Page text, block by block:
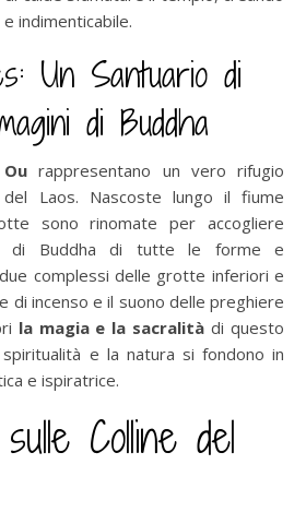
indimenticabile.
Un Santuario di
di Buddha
rappresentano un vero rifugio
Laos. Nascoste lungo il fiume
sono rinomate per accogliere
di Buddha di tutte le forme e
complessi delle grotte inferiori e
di incenso e il suono delle preghiere
la magia e la sacralità di questo
e la natura si fondono in
e ispiratrice.
Colline del